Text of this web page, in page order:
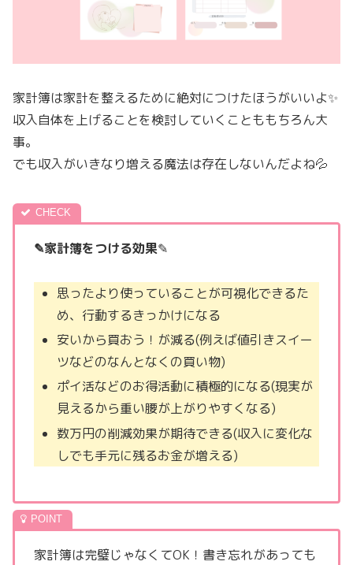
家計簿は家計を整えるために絶対につけたほうがいいよ✨
収入自体を上げることを検討していくことももちろん大
事。
でも収入がいきなり増える魔法は存在しないんだよね💦
✎家計簿をつける効果✎
思ったより使っていることが可視化できるた
め、行動するきっかけになる
安いから買おう！が減る(例えば値引きスイー
ツなどのなんとなくの買い物)
ポイ活などのお得活動に積極的になる(現実が
見えるから重い腰が上がりやすくなる)
数万円の削減効果が期待できる(収入に変化な
しでも手元に残るお金が増える)
家計簿は完璧じゃなくてOK！書き忘れがあっても